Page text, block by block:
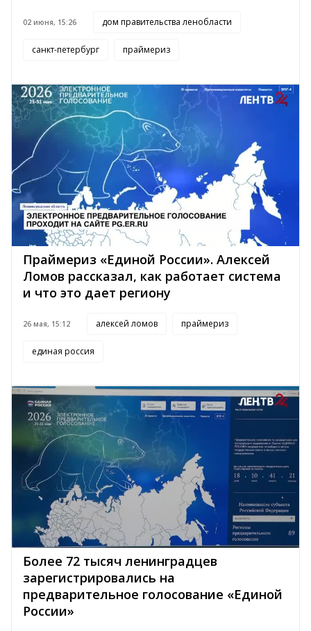
02 июня, 15:26 дом правительства ленобласти
санкт-петербург праймериз
Праймериз «Единой России». Алексей
Ломов рассказал, как работает система
и что это дает региону
26 мая, 15:12 алексей ломов праймериз
единая россия
Более 72 тысяч ленинградцев
зарегистрировались на
предварительное голосование «Единой
России»